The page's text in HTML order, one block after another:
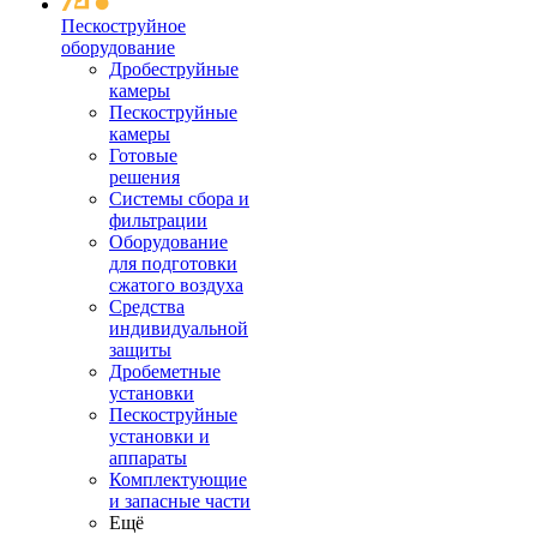
Пескоструйное
оборудование
Дробеструйные
камеры
Пескоструйные
камеры
Готовые
решения
Системы сбора и
фильтрации
Оборудование
для подготовки
сжатого воздуха
Средства
индивидуальной
защиты
Дробеметные
установки
Пескоструйные
установки и
аппараты
Комплектующие
и запасные части
Ещё